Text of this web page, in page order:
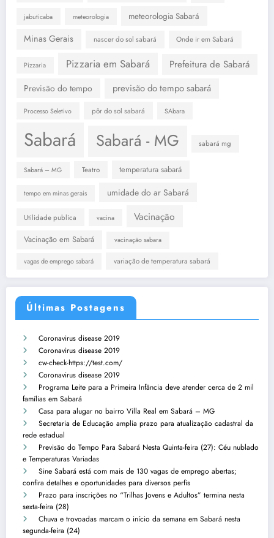
jabuticaba meteorologia meteorologia Sabará
Minas Gerais nascer do sol sabará Onde ir em Sabará
Pizzaria Pizzaria em Sabará Prefeitura de Sabará
Previsão do tempo previsão do tempo sabará
Processo Seletivo pôr do sol sabará SAbara
Sabará Sabará - MG sabará mg
Sabará – MG Teatro temperatura sabará
tempo em minas gerais umidade do ar Sabará
Utilidade publica vacina Vacinação
Vacinação em Sabará vacinação sabara
vagas de emprego sabará variação de temperatura sabará
Últimas Postagens
Coronavirus disease 2019
Coronavirus disease 2019
cw-check-https://test.com/
Coronavirus disease 2019
Programa Leite para a Primeira Infância deve atender cerca de 2 mil
famílias em Sabará
Casa para alugar no bairro Villa Real em Sabará – MG
Secretaria de Educação amplia prazo para atualização cadastral da
rede estadual
Previsão do Tempo Para Sabará Nesta Quinta-feira (27): Céu nublado
e Temperaturas Variadas
Sine Sabará está com mais de 130 vagas de emprego abertas;
confira detalhes e oportunidades para diversos perfis
Prazo para inscrições no “Trilhas Jovens e Adultos” termina nesta
sexta-feira (28)
Chuva e trovoadas marcam o início da semana em Sabará nesta
segunda-feira (24)